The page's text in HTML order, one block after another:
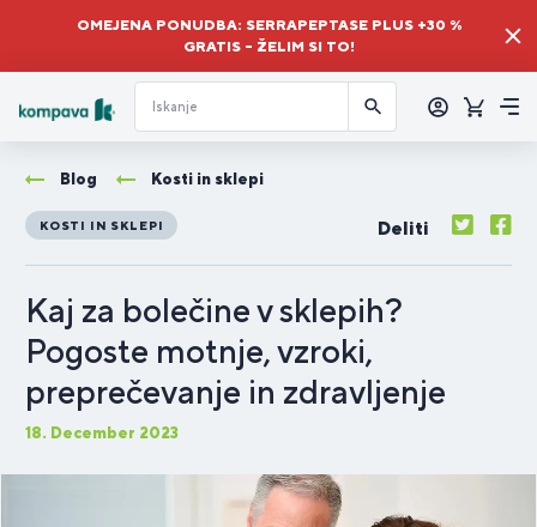
OMEJENA PONUDBA: SERRAPEPTASE PLUS +30 %
GRATIS – ŽELIM SI TO!
Blog Kosti in sklepi
KOSTI IN SKLEPI Deliti
Kaj za bolečine v sklepih?
Pogoste motnje, vzroki,
preprečevanje in zdravljenje
18. December 2023